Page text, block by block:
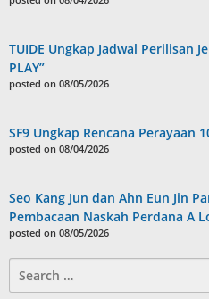
TUIDE Ungkap Jadwal Perilisan
PLAY”
posted on 08/05/2026
SF9 Ungkap Rencana Perayaan
posted on 08/04/2026
Seo Kang Jun dan Ahn Eun Jin
Pembacaan Naskah Perdana A
posted on 08/05/2026
for: